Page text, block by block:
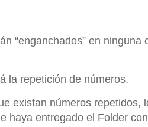
en ninguna
repetición de números.
números repetidos,
haya entregado el Folder